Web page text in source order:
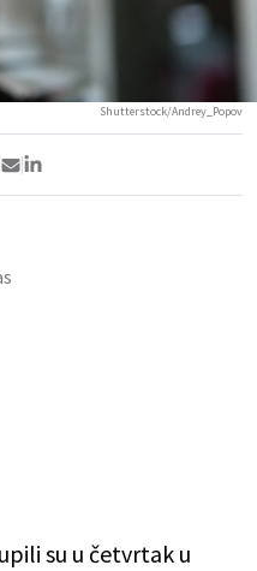
Shutterstock/Andrey_Popov
su u četvrtak u